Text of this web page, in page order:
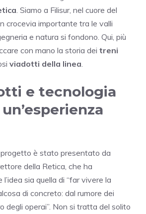
. Siamo a Filisur, nel cuore del
crocevia importante tra le valli
e natura si fondono. Qui, più
con mano la storia dei treni
viadotti della linea
e tecnologia
un’esperienza
è stato presentato da
della Retica, che ha
sia quella di “far vivere la
di concreto: dal rumore dei
degli operai”. Non si tratta del solito